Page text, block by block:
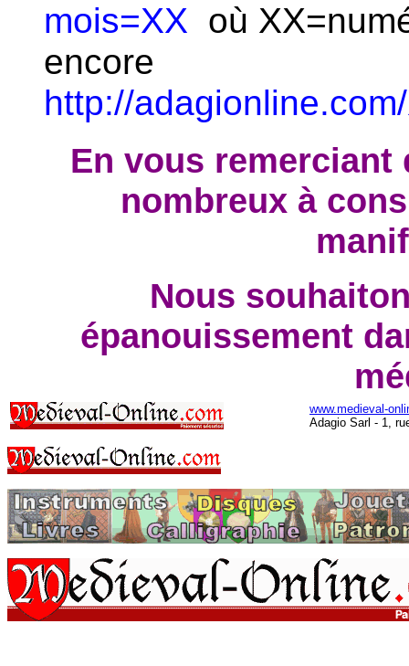
mois=XX où
encore
http://
En vous remerciant
nombreux à
Nous
épanouissement
www.medieval-
Adagio Sarl - 1,